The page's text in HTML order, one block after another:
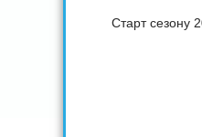
Старт сезону